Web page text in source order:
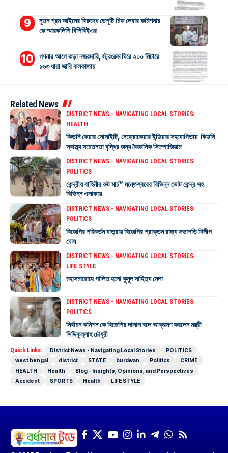
নুতন শ্রম আইনের বিরুদ্ধে ডেপুটি চিফ লেবার কমিশনার
কে স্মারকলিপি বিপিবিইএর
গণনার আগে কড়া নজরদারি, স্ট্রংরুম ঘিরে ২০০ মিটারে
১৬৩ ধারা জারি কলকাতায়
Related News
DISTRICT NEWS - NAVIGATING LOCAL STORIES
HEALTH
কিডনি কেয়ার সোসাইটি, নেফ্রোকেয়ার ইন্ডিয়ার সহযোগিতায় কিডনি
স্বাস্থ্য সচেতনতা বৃদ্ধির জন্য বৈজ্ঞানিক সিম্পোজিয়াম
DISTRICT NEWS - NAVIGATING LOCAL STORIES
POLITICS
কেন্দ্রীয় বাহিনীর রুট মার্চ” মন্তেশ্বরের বিভিন্ন ভোট কেন্দ্র সহ
বিভিন্ন এলাকায়
DISTRICT NEWS - NAVIGATING LOCAL STORIES
POLITICS
বিজেপির পরিবর্তন যাত্রায় বিজেপির প্রাক্তন রাজ্য সভাপতি দিলীপ
ঘোষ
DISTRICT NEWS - NAVIGATING LOCAL STORIES
LIFE STYLE
মহাসমারোহে পালিত হলো কুমুদ সাহিত্য মেলা
DISTRICT NEWS - NAVIGATING LOCAL STORIES
POLITICS
নির্বাচন কমিশন কে বিজেপির দালাল বলে আক্রমণ করলেন মন্ত্রী
সিদ্দিকুল্লাহ চৌধুরী
Quick Links: District News - Navigating Local Stories
POLITICS
west bengal
district STATE burdwan Politics
CRIME
HEALTH
Health
Blog - Insights, Opinions, and Perspectives
Accident
SPORTS Health LIFE STYLE